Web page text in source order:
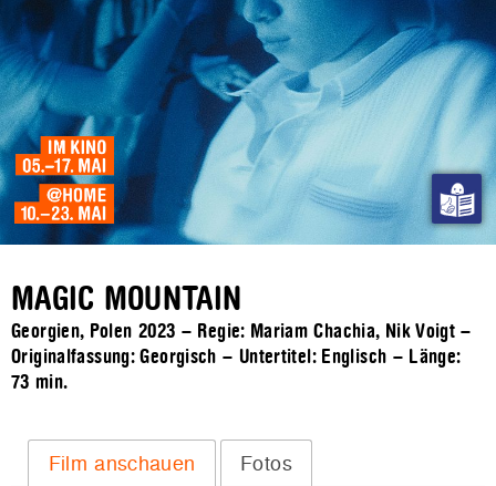
MAGIC MOUNTAIN
Georgien, Polen 2023 – Regie: Mariam Chachia, Nik Voigt –
Originalfassung: Georgisch – Untertitel: Englisch – Länge:
73 min.
Film anschauen Fotos